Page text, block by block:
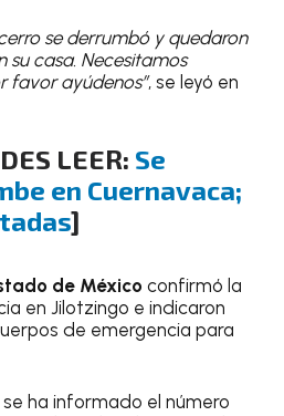
se derrumbó y quedaron
su casa. Necesitamos
favor ayúdenos”, se leyó en
LEER: Se
en Cuernavaca;
]
de México confirmó la
en Jilotzingo e indicaron
de emergencia para
ha informado el número